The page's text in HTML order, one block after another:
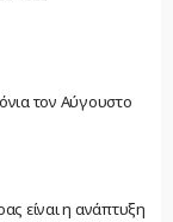
τον Αύγουστο
είναι η ανάπτυξη